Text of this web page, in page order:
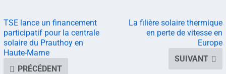
TSE lance un financement
participatif pour la centrale
solaire du Prauthoy en
Haute-Marne
PRÉCÉDENT
La filière solaire thermique
en perte de vitesse en
Europe
SUIVANT